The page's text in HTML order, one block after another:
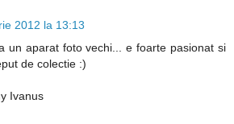
2012 la 13:13
un aparat foto vechi... e foarte pasionat si
de colectie :)
Ivanus